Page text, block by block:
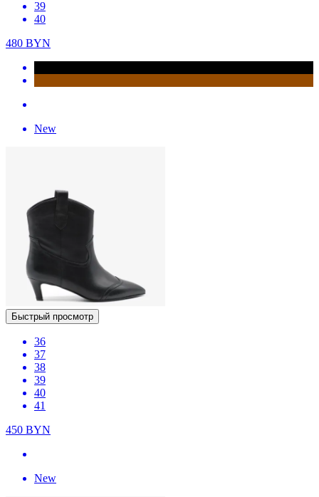
39
40
480 BYN
New
Быстрый просмотр
36
37
38
39
40
41
450 BYN
New